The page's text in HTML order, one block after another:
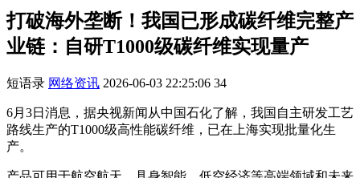
打破海外垄断！我国已形成碳纤维完整产
业链：自研T1000级碳纤维实现量产
短语录 网络资讯 2026-06-03 22:25:06 34
6月3日消息，据央视新闻从中国石化了解，我国自主研发工艺
路线生产的T1000级高性能碳纤维，已在上海实现批量化生
产。